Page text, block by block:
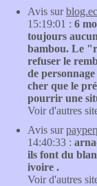
Avis sur
15:19:01 : 6
toujours
bambou. Le
refuser le
de
cher que le
pourrir une
Voir d'autres
Avis sur
14:40:33 :
ils font du
ivoire .
Voir d'autres